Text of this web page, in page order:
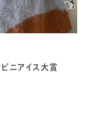
ニアイス大賞